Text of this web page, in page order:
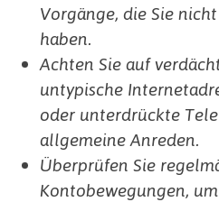
Vorgänge, die Sie
haben.
Achten Sie auf
untypische
oder unterdrückte
allgemeine Anreden.
Überprüfen Sie
Kontobewegungen,